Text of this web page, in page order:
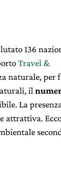
136
Travel &
naturale, per
il
La
attrattiva.